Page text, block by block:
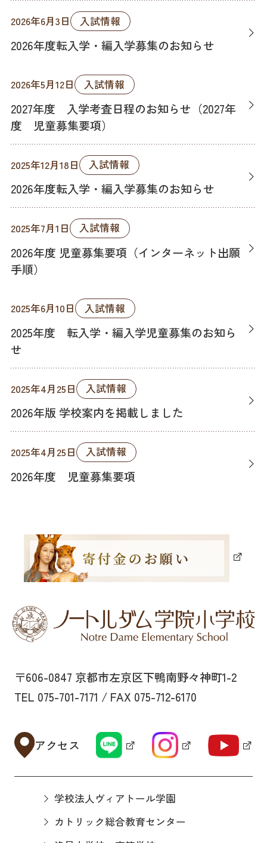
2026年6月3日 入試情報
2026年度転入学・編入学募集のお知らせ
2026年5月12日 入試情報
2027年度 入学考査日程のお知らせ（2027年
度 児童募集要項）
2025年12月18日 入試情報
2026年度転入学・編入学募集のお知らせ
2025年7月1日 入試情報
2026年度 児童募集要項（インターネット出願
手順）
2025年6月10日 入試情報
2025年度 転入学・編入学児童募集のお知ら
せ
2025年4月25日 入試情報
2026年版 学校案内を掲載しました
2025年4月25日 入試情報
2026年度 児童募集要項
〒606-0847 京都市左京区下鴨南野々神町1-2
TEL 075-701-7171 / FAX 075-712-6170
アクセス
学校法人ヴィアトール学園
カトリック総合教育センター